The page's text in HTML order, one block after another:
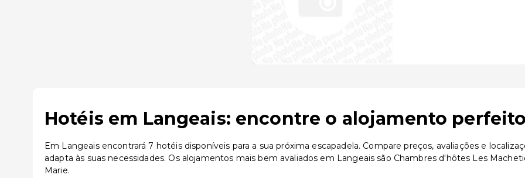
Hotéis em Langeais: encontre o alojamento perfeito
Em Langeais encontrará 7 hotéis disponíveis para a sua próxima escapadela. Compare preços, avaliações e
adapta às suas necessidades. Os alojamentos mais bem avaliados em Langeais são Chambres d'hôtes Les
Marie.